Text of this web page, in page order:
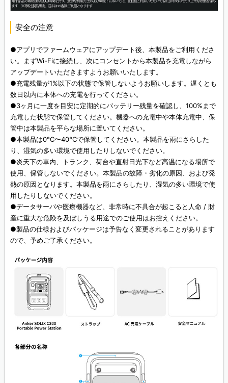
安全の注意
●アプリでファームウェアにアップデート後、本製品をご利用くださ
い。まずWi-Fiに接続し、次にコンセントから本製品を充電しながら
アップデートいただきますようお願いいたします。
●充電残量が1%以下の状態で保管しないようお願いします。遅くとも
数日以内に本体への充電を行ってください。
●3ヶ月に一度を目安に定期的にバッテリー残量を確認し、100%まで
充電した状態で保管してください。機器への充電中や本体充電中、保
管中は本製品を平らな場所に置いてください。
●本製品は0°C〜40°Cで保管してください。本製品を雨にさらした
り、湿気の多い環境で使用したりしないでください。
●炎天下の車内、トランク、荷台や直射日光下など高温になる場所で
使用、保管しないでください。本製品の故障・劣化の原因、および発
熱の原因となります。本製品を雨にさらしたり、湿気の多い環境で使
用したりしないでください。
●データサーバや医療機器など、非常時に不具合が起こると人命 / 財
産に重大な危険を及ぼしうる用途でのご使用はお控えください。
●製品の仕様およびパッケージは予告なく変更されることがあります
ので、予めご了承ください。